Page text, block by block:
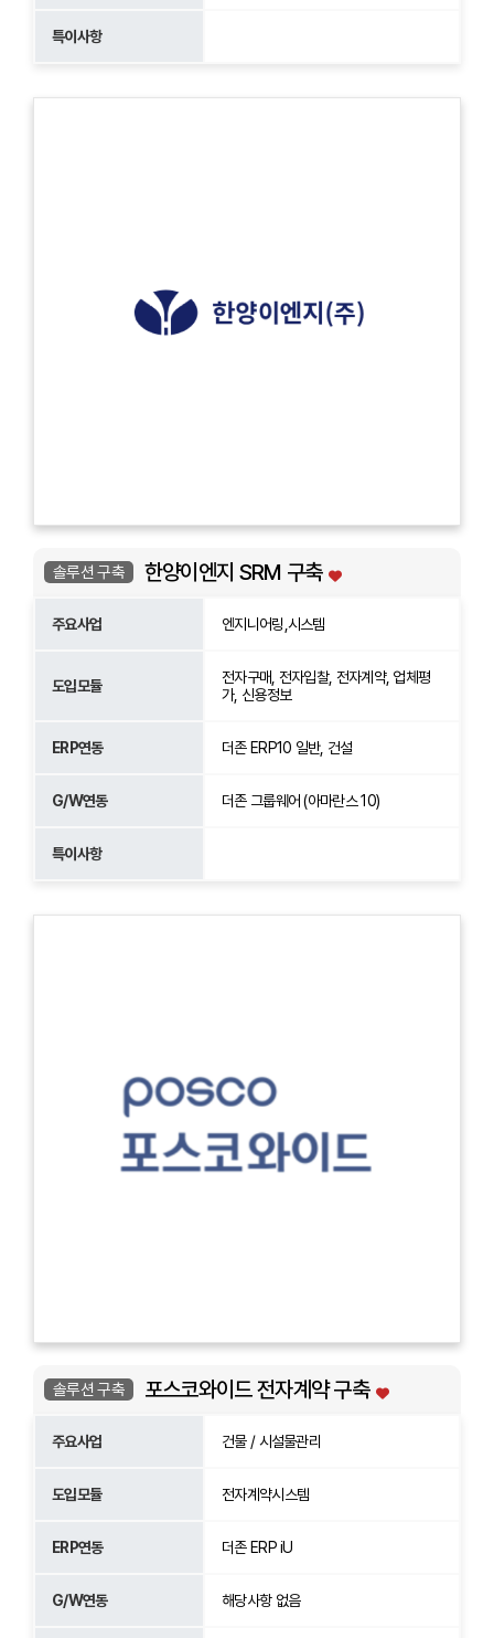
특이사항
솔루션 구축 한양이엔지 SRM 구축
주요사업 엔지니어링,시스템
도입모듈
전자구매, 전자입찰, 전자계약, 업체평
가, 신용정보
ERP연동 더존 ERP10 일반, 건설
G/W연동 더존 그룹웨어 (아마란스 10)
특이사항
솔루션 구축 포스코와이드 전자계약 구축
주요사업 건물 / 시설물관리
도입모듈 전자계약시스템
ERP연동 더존 ERP iU
G/W연동 해당사항 없음